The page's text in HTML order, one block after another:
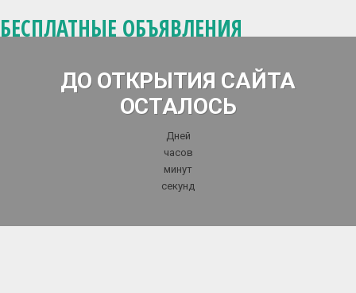
БЕСПЛАТНЫЕ ОБЪЯВЛЕНИЯ
ДО ОТКРЫТИЯ САЙТА
ОСТАЛОСЬ
Дней
часов
минут
секунд